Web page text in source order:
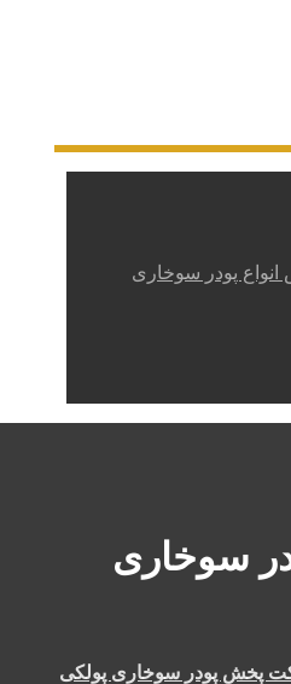
پودر سوخاری
سوخاری
پخش پودر سوخاری پولکی